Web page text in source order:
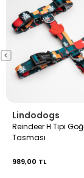
Lindodogs
Reindeer H Tipi
Tasması
989,00 TL